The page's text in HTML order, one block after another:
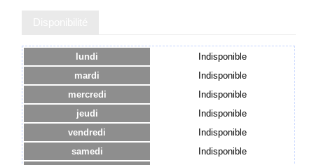
lundi
Indisponible
mardi
Indisponible
mercredi
Indisponible
jeudi
Indisponible
vendredi
Indisponible
samedi
Indisponible